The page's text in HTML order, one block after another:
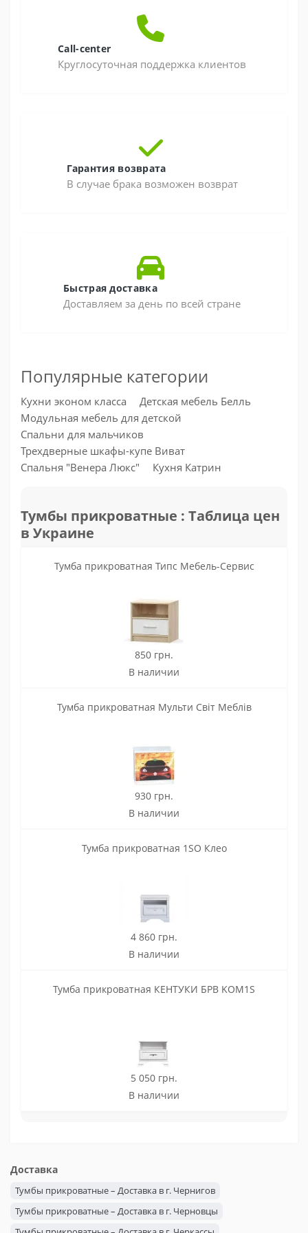
Call-center
Круглосуточная поддержка клиентов
Гарантия возврата
В случае брака возможен возврат
Быстрая доставка
Доставляем за день по всей стране
Популярные категории
Кухни эконом класса
Детская мебель Белль
Модульная мебель для детской
Спальни для мальчиков
Трехдверные шкафы-купе Виват
Спальня "Венера Люкс"
Кухня Катрин
Тумбы прикроватные : Таблица цен
в Украине
Тумба прикроватная Типс Мебель-Сервис
850 грн.
В наличии
Тумба прикроватная Мульти Світ Меблів
930 грн.
В наличии
Тумба прикроватная 1SO Клео
4 860 грн.
В наличии
Тумба прикроватная КЕНТУКИ БРВ KOM1S
5 050 грн.
В наличии
Доставка
Тумбы прикроватные – Доставка в г. Чернигов
Тумбы прикроватные – Доставка в г. Черновцы